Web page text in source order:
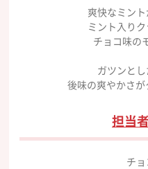
爽快なミント
ミント入りク
チョコ味の
ガツンとし
後味の爽やかさ
担当
チョ